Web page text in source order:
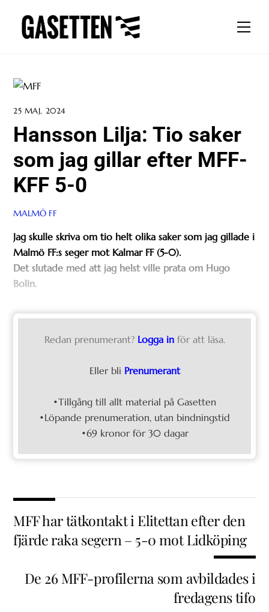
content
25 MAJ, 2024
Hansson Lilja: Tio saker
som jag gillar efter MFF-
KFF 5-0
MALMÖ FF
Jag skulle skriva om tio helt olika saker som jag gillade i
Malmö FF:s seger mot Kalmar FF (5-0).
Det slutade med att jag helst ville prata om Hugo
Bolin.
Redan prenumerant? Logga in för att läsa.
Eller bli Prenumerant
•Tillgång till allt material på Gasetten
•Löpande prenumeration, utan bindningstid
•69 kronor för 30 dagar
MFF har tätkontakt i Elitettan efter den
fjärde raka segern – 5-0 mot Lidköping
De 26 MFF-profilerna som avbildades i
fredagens tifo